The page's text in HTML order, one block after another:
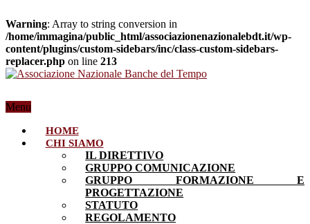
Warning: Array to string conversion in
/home/immagina/public_html/associazionenazionalebdt.it/wp-
content/plugins/custom-sidebars/inc/class-custom-sidebars-
replacer.php on line 213
Menu
HOME
CHI SIAMO
IL DIRETTIVO
GRUPPO COMUNICAZIONE
GRUPPO FORMAZIONE E
PROGETTAZIONE
STATUTO
REGOLAMENTO